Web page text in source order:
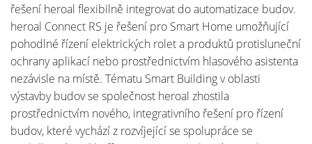
řešení heroal flexibilně integrovat do automatizace budov.
heroal Connect RS je řešení pro Smart Home umožňující
pohodlné řízení elektrických rolet a produktů protisluneční
ochrany aplikací nebo prostřednictvím hlasového asistenta
nezávisle na místě. Tématu Smart Building v oblasti
výstavby budov se společnost heroal zhostila
prostřednictvím nového, integrativního řešení pro řízení
budov, které vychází z rozvíjející se spolupráce se